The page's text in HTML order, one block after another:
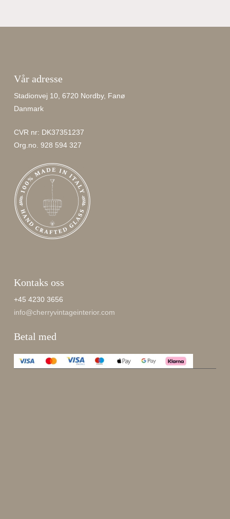
Vår adresse
Stadionvej 10, 6720 Nordby, Fanø
Danmark
CVR nr: DK37351237
Org.no. 928 594 327
Kontaks oss
+45 4230 3656
info@cherryvintageinterior.com
Betal med